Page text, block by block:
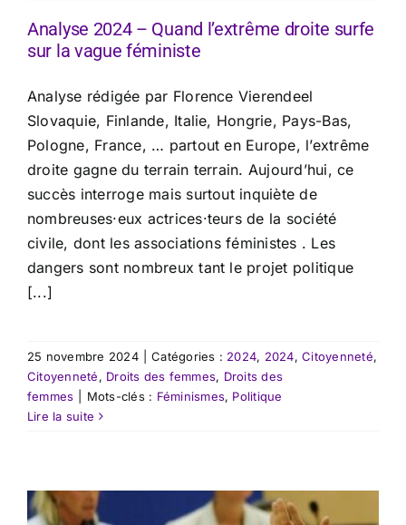
Analyse 2024 – Quand l’extrême droite surfe
sur la vague féministe
Analyse rédigée par Florence Vierendeel
Slovaquie, Finlande, Italie, Hongrie, Pays-Bas,
Pologne, France, … partout en Europe, l’extrême
droite gagne du terrain terrain. Aujourd’hui, ce
succès interroge mais surtout inquiète de
nombreuses·eux actrices·teurs de la société
civile, dont les associations féministes . Les
dangers sont nombreux tant le projet politique
[...]
25 novembre 2024 Catégories : 2024, 2024,Citoyenneté,
Citoyenneté, Droits des femmes, Droits des
femmes
Mots-clés : Féminismes, Politique
Lire la suite